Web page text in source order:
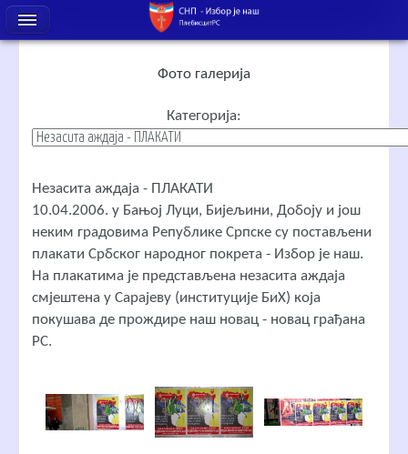
Фото галерија
Категорија:
Незасита аждаја - ПЛАКАТИ
10.04.2006. у Бањој Луци, Бијељини, Добоју и још
неким градовима Републике Српске су постављени
плакати Србског народног покрета - Избор је наш.
На плакатима је представљена незасита аждаја
смјештена у Сарајеву (институције БиХ) која
покушава де прождире наш новац - новац грађана
РС.